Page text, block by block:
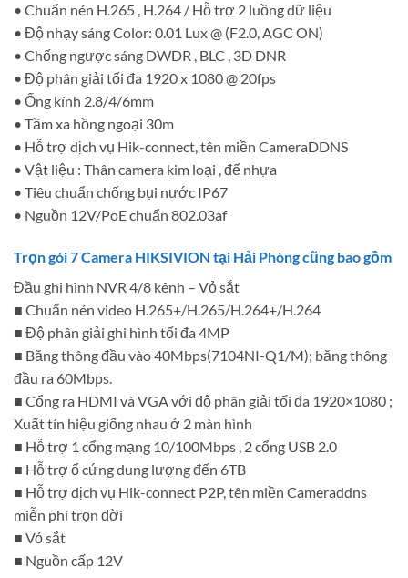
• Chuẩn nén H.265 , H.264 / Hỗ trợ 2 luồng dữ liệu
• Độ nhạy sáng Color: 0.01 Lux @ (F2.0, AGC ON)
• Chống ngược sáng DWDR , BLC , 3D DNR
• Độ phân giải tối đa 1920 x 1080 @ 20fps
• Ống kính 2.8/4/6mm
• Tầm xa hồng ngoại 30m
• Hỗ trợ dịch vụ Hik-connect, tên miền CameraDDNS
• Vật liệu : Thân camera kim loại , đế nhựa
• Tiêu chuẩn chống bụi nước IP67
• Nguồn 12V/PoE chuẩn 802.03af
Trọn gói 7 Camera HIKSIVION tại Hải Phòng cũng bao gồm
Đầu ghi hình NVR 4/8 kênh – Vỏ sắt
■ Chuẩn nén video H.265+/H.265/H.264+/H.264
■ Độ phân giải ghi hình tối đa 4MP
■ Băng thông đầu vào 40Mbps(7104NI-Q1/M); băng thông
đầu ra 60Mbps.
■ Cổng ra HDMI và VGA với độ phân giải tối đa 1920×1080 ;
Xuất tín hiệu giống nhau ở 2 màn hình
■ Hỗ trợ 1 cổng mạng 10/100Mbps , 2 cổng USB 2.0
■ Hỗ trợ ổ cứng dung lượng đến 6TB
■ Hỗ trợ dịch vụ Hik-connect P2P, tên miền Cameraddns
miễn phí trọn đời
■ Vỏ sắt
■ Nguồn cấp 12V